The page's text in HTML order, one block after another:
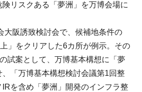
リスクある「夢洲」を万博会場に
阪誘致検討会で、候補地条件の
」をクリアした6カ所が例示。その
試案として、万博基本構想に「夢
「万博基本構想検討会議第1回整
を含め「夢洲」開発のインフラ整